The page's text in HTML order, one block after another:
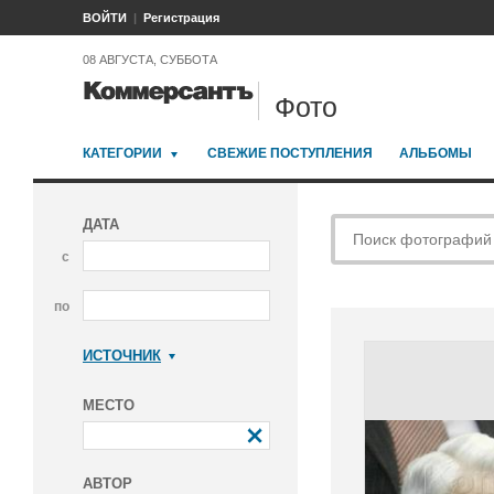
ВОЙТИ Регистрация
08 АВГУСТА, СУББОТА
Фото
КАТЕГОРИИ СВЕЖИЕ ПОСТУПЛЕНИЯ АЛЬБОМЫ
ДАТА
с
по
ИСТОЧНИК
МЕСТО
АВТОР